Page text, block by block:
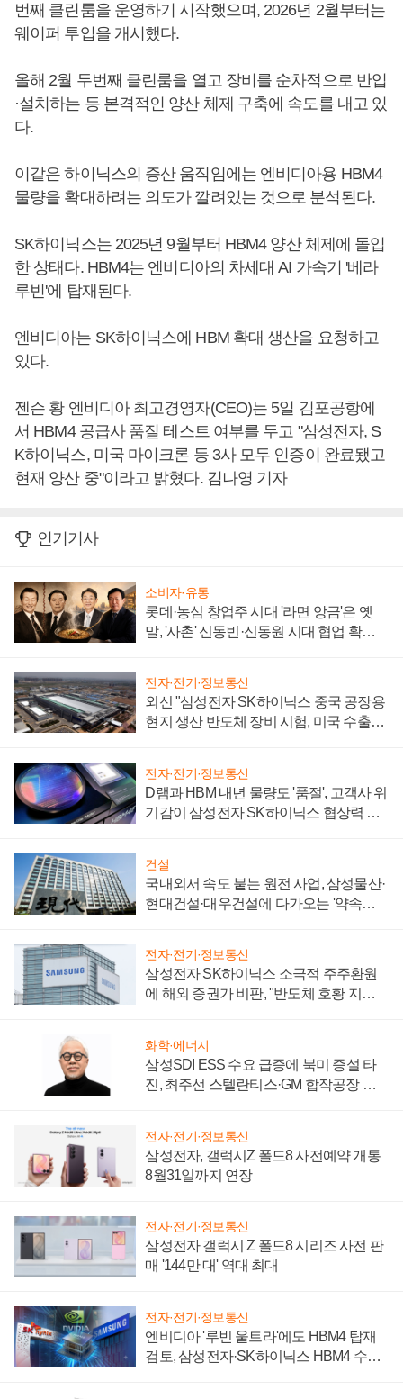
번째 클린룸을 운영하기 시작했으며, 2026년 2월부터는
웨이퍼 투입을 개시했다.
올해 2월 두번째 클린룸을 열고 장비를 순차적으로 반입
·설치하는 등 본격적인 양산 체제 구축에 속도를 내고 있
다.
이같은 하이닉스의 증산 움직임에는 엔비디아용 HBM4
물량을 확대하려는 의도가 깔려있는 것으로 분석된다.
SK하이닉스는 2025년 9월부터 HBM4 양산 체제에 돌입
한 상태다. HBM4는 엔비디아의 차세대 AI 가속기 '베라
루빈'에 탑재된다.
엔비디아는 SK하이닉스에 HBM 확대 생산을 요청하고
있다.
젠슨 황 엔비디아 최고경영자(CEO)는 5일 김포공항에
서 HBM4 공급사 품질 테스트 여부를 두고 "삼성전자, S
K하이닉스, 미국 마이크론 등 3사 모두 인증이 완료됐고
현재 양산 중"이라고 밝혔다. 김나영 기자
인기기사
소비자·유통
롯데·농심 창업주 시대 '라면 앙금'은 옛
말, '사촌' 신동빈·신동원 시대 협업 확대
전자·전기·정보통신
외신 "삼성전자 SK하이닉스 중국 공장용
현지 생산 반도체 장비 시험, 미국 수출통
전자·전기·정보통신
D램과 HBM 내년 물량도 '품절', 고객사 위
기감이 삼성전자 SK하이닉스 협상력 더
건설
국내외서 속도 붙는 원전 사업, 삼성물산·
현대건설·대우건설에 다가오는 '약속의
전자·전기·정보통신
삼성전자 SK하이닉스 소극적 주주환원
에 해외 증권가 비판, "반도체 호황 지속
화학·에너지
삼성SDI ESS 수요 급증에 북미 증설 타
진, 최주선 스텔란티스·GM 합작공장 건
전자·전기·정보통신
삼성전자, 갤럭시Z 폴드8 사전예약 개통
8월31일까지 연장
전자·전기·정보통신
삼성전자 갤럭시 Z 폴드8 시리즈 사전 판
매 '144만 대' 역대 최대
전자·전기·정보통신
엔비디아 '루빈 울트라'에도 HBM4 탑재
검토, 삼성전자·SK하이닉스 HBM4 수율